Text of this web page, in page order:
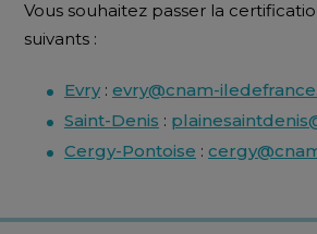
Vous souhaitez passer la
suivants :
Evry : evry@cnam-
Saint-Denis :
Cergy-Pontoise :